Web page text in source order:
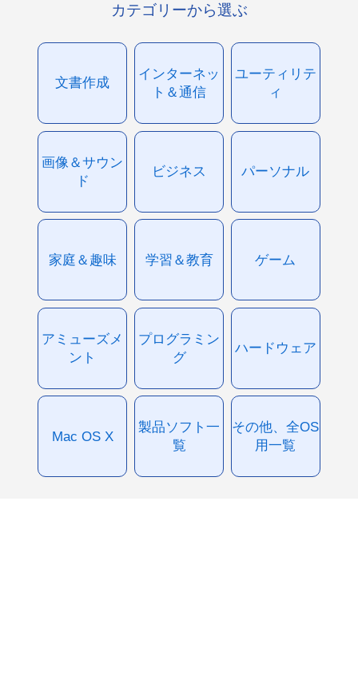
カテゴリーから選ぶ
文書作成
インターネッ
ト＆通信
ユーティリテ
ィ
画像＆サウン
ド
ビジネス パーソナル
家庭＆趣味 学習＆教育 ゲーム
アミューズメ
ント
プログラミン
グ
ハードウェア
Mac OS X
製品ソフト一
覧
その他、全OS
用一覧